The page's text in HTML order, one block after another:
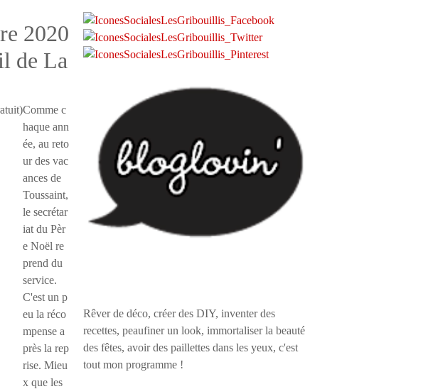
2020
de La
Comme c
haque ann
ée, au reto
ur des vac
ances de
Toussaint,
le secrétar
iat du Pèr
e Noël re
prend du
service.
C'est un p
eu la réco
mpense a
près la rep
rise. Mieu
x que les
Rêver de déco, créer des DIY, inventer des
recettes, peaufiner un look, immortaliser la beauté
des fêtes, avoir des paillettes dans les yeux, c'est
tout mon programme !